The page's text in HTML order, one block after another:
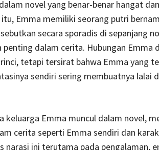
novel yang benar-benar hangat
itu, Emma memiliki seorang putri
secara sporadis di sepanjang
penting dalam cerita. Hubungan Emma
tetapi tersirat bahwa Emma yang
sendiri sering membuatnya lalai
keluarga Emma muncul dalam novel,
cerita seperti Emma sendiri dan
narasi ini terutama pada pengalaman,